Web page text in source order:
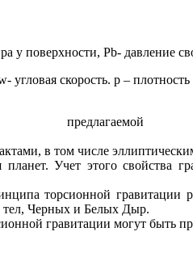
у поверхности, Pb- давление
угловая скорость. р –
Торсионная
в том числе
Учет этого свойства
торсионной гравитации
тел, Черных и Белых Дыр.
гравитации могут быть